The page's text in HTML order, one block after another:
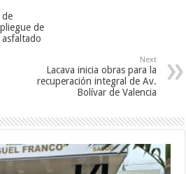
de
de
Next
Lacava inicia obras para la
recuperación integral de Av.
Bolívar de Valencia